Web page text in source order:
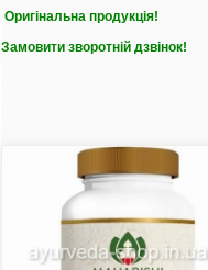
Оригінальна продукція!
Замовити зворотній дзвінок!